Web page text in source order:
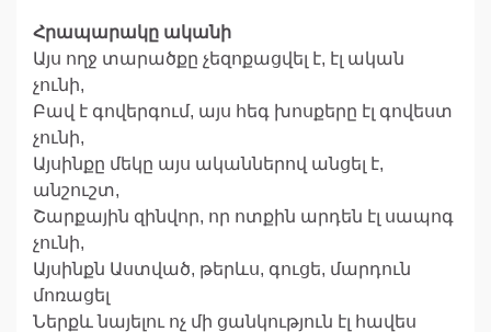
Հրապարակը ականի
Այս ողջ տարածքը չեզոքացվել է, էլ ական
չունի,
Բավ է գովերգում, այս հեգ խոսքերը էլ գովեստ
չունի,
Այսինքը մեկը այս ականներով անցել է,
անշուշտ,
Շարքային զինվոր, որ ոտքին արդեն էլ սապոգ
չունի,
Այսինքն Աստված, թերևս, գուցե, մարդուն
մոռացել
Ներքև նայելու ոչ մի ցանկություն էլ հավես